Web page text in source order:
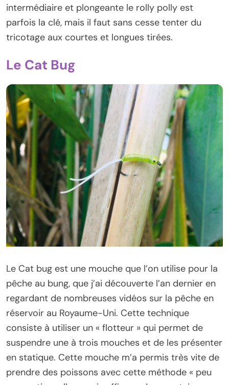
intermédiaire et plongeante le rolly polly est
parfois la clé, mais il faut sans cesse tenter du
tricotage aux courtes et longues tirées.
Le Cat Bug
Le Cat bug est une mouche que l’on utilise pour la
pêche au bung, que j’ai découverte l’an dernier en
regardant de nombreuses vidéos sur la pêche en
réservoir au Royaume-Uni. Cette technique
consiste à utiliser un « flotteur » qui permet de
suspendre une à trois mouches et de les présenter
en statique. Cette mouche m’a permis très vite de
prendre des poissons avec cette méthode « peu